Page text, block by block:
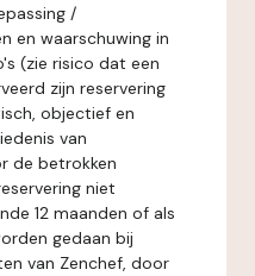
/
en waarschuwing in
(zie risico dat een
zijn reservering
objectief en
van
de betrokken
niet
12 maanden of als
gedaan bij
van Zenchef, door